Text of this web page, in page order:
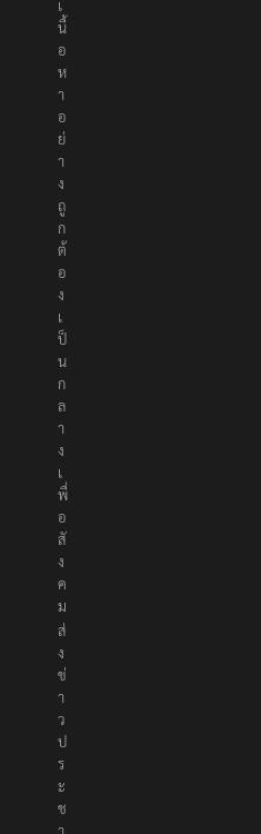
เ
นื้
อ
ห
า
อ
ย่
า
ง
ถู
ก
ต้
อ
ง
เ
ป็
น
ก
ล
า
ง
เ
พื่
อ
สั
ง
ค
ม
ส่
ง
ข่
า
ว
ป
ร
ะ
ช